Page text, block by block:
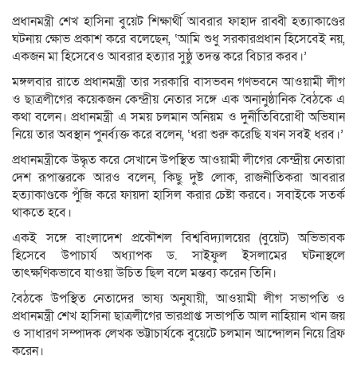
প্রধানমন্ত্রী শেখ হাসিনা বুয়েট শিক্ষার্থী আবরার ফাহাদ রাব্বী হত্যাকাণ্ডের
ঘটনায় ক্ষোভ প্রকাশ করে বলেছেন, ‘আমি শুধু সরকারপ্রধান হিসেবেই নয়,
একজন মা হিসেবেও আবরার হত্যার সুষ্ঠু তদন্ত করে বিচার করব।’
মঙ্গলবার রাতে প্রধানমন্ত্রী তার সরকারি বাসভবন গণভবনে আওয়ামী লীগ
ও ছাত্রলীগের কয়েকজন কেন্দ্রীয় নেতার সঙ্গে এক অনানুষ্ঠানিক বৈঠকে এ
কথা বলেন। প্রধানমন্ত্রী এ সময় চলমান অনিয়ম ও দুর্নীতিবিরোধী অভিযান
নিয়ে তার অবস্থান পুনর্ব্যক্ত করে বলেন, ‘ধরা শুরু করেছি যখন সবই ধরব।’
প্রধানমন্ত্রীকে উদ্ধৃত করে সেখানে উপস্থিত আওয়ামী লীগের কেন্দ্রীয় নেতারা
দেশ রূপান্তরকে আরও বলেন, কিছু দুষ্ট লোক, রাজনীতিকরা আবরার
হত্যাকাণ্ডকে পুঁজি করে ফায়দা হাসিল করার চেষ্টা করবে। সবাইকে সতর্ক
থাকতে হবে।
একই সঙ্গে বাংলাদেশ প্রকৌশল বিশ্ববিদ্যালয়ের (বুয়েট) অভিভাবক
হিসেবে উপাচার্য অধ্যাপক ড. সাইফুল ইসলামের ঘটনাস্থলে
তাৎক্ষণিকভাবে যাওয়া উচিত ছিল বলে মন্তব্য করেন তিনি।
বৈঠকে উপস্থিত নেতাদের ভাষ্য অনুযায়ী, আওয়ামী লীগ সভাপতি ও
প্রধানমন্ত্রী শেখ হাসিনা ছাত্রলীগের ভারপ্রাপ্ত সভাপতি আল নাহিয়ান খান জয়
ও সাধারণ সম্পাদক লেখক ভট্টাচার্যকে বুয়েটে চলমান আন্দোলন নিয়ে ব্রিফ
করেন।